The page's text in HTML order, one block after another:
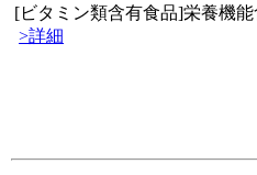
[ビタミン類含有食品]栄養機
>詳細